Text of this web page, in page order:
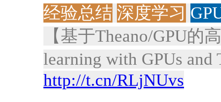
经验总结 深度学习
【基于Theano/GPU的
learning with GPUs
http://t.cn/RLjNUvs